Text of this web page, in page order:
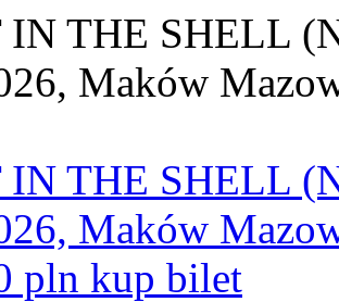
IN THE SHELL
Maków
IN THE SHELL
Maków
pln kup bilet